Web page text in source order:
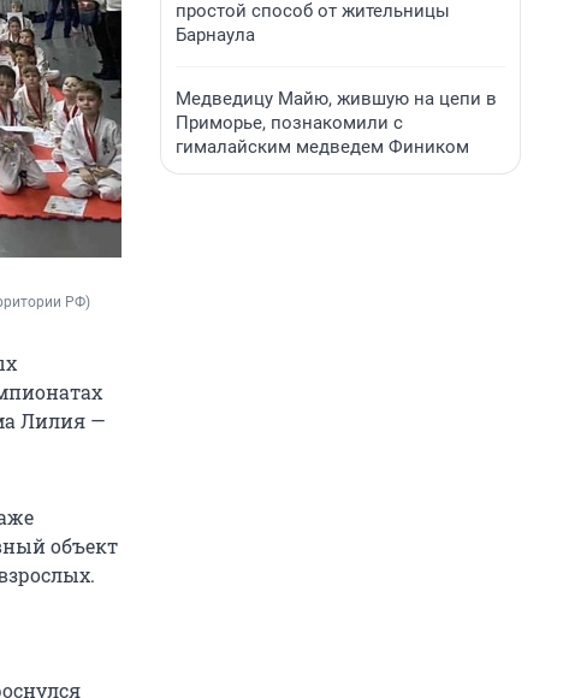
РФ)
Лилия —
объект
простой способ от жительницы
Барнаула
Медведицу Майю, жившую на цепи в
Приморье, познакомили с
гималайским медведем Фиником